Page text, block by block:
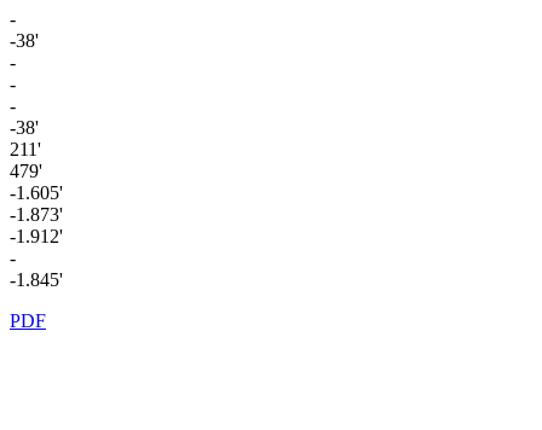
-
-38'
-
-
-
-38'
211'
479'
-1.605'
-1.873'
-1.912'
-
-1.845'
PDF